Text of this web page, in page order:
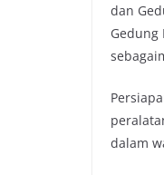
dan
Gedung
dalam